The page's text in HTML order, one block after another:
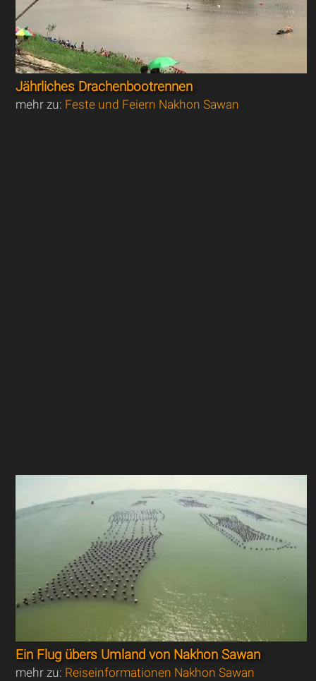
Jährliches Drachenbootrennen
mehr zu: Feste und Feiern Nakhon Sawan
Ein Flug übers Umland von Nakhon Sawan
mehr zu: Reiseinformationen Nakhon Sawan